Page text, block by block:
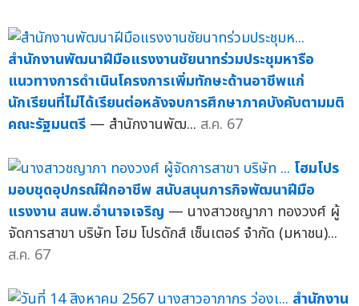
สำนักงานพัฒนาฝีมือแรงงานชัยนาทร่วมประชุมหารือ
แนวทางการดำเนินโครงการเพิ่มทักษะด้านอาชีพแก่
นักเรียนที่ไม่ได้เรียนต่อหลังจบการศึกษาภาคบังคับตามมติ
คณะรัฐมนตรี — สำนักงานพัฒ... ส.ค. 67
โฮมโปร
มอบชุดอุปกรณ์ฝึกอาชีพ สนับสนุนภารกิจพัฒนาฝีมือ
แรงงาน สนพ.อำนาจเจริญ — นางสาวชญาภา ทองวงศ์ ผู้
จัดการสาขา บริษัท โฮม โปรดักส์ เซ็นเตอร์ จำกัด (มหาชน)...
ส.ค. 67
สำนักงาน